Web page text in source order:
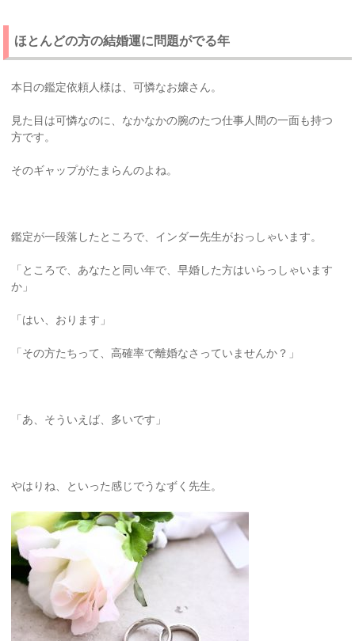
ほとんどの方の結婚運に問題がでる年
本日の鑑定依頼人様は、可憐なお嬢さん。
見た目は可憐なのに、なかなかの腕のたつ仕事人間の一面も持つ
方です。
そのギャップがたまらんのよね。
鑑定が一段落したところで、インダー先生がおっしゃいます。
「ところで、あなたと同い年で、早婚した方はいらっしゃいます
か」
「はい、おります」
「その方たちって、高確率で離婚なさっていませんか？」
「あ、そういえば、多いです」
やはりね、といった感じでうなずく先生。